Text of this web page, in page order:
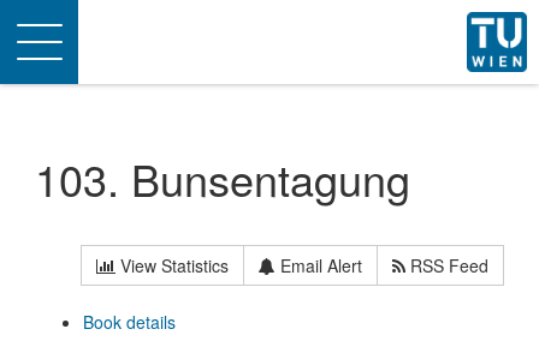
Toggle
navigation
103. Bunsentagung
View Statistics Email Alert RSS Feed
Book details